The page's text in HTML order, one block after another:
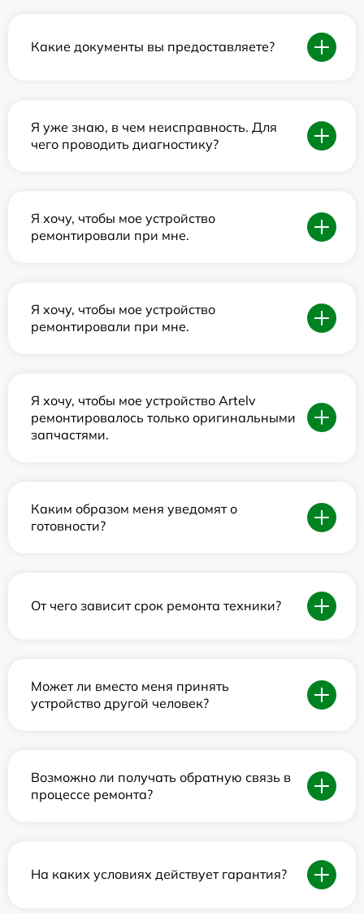
Какие документы вы предоставляете?
Я уже знаю, в чем неисправность. Для
чего проводить диагностику?
Я хочу, чтобы мое устройство
ремонтировали при мне.
Я хочу, чтобы мое устройство
ремонтировали при мне.
Я хочу, чтобы мое устройство Artelv
ремонтировалось только оригинальными
запчастями.
Каким образом меня уведомят о
готовности?
От чего зависит срок ремонта техники?
Может ли вместо меня принять
устройство другой человек?
Возможно ли получать обратную связь в
процессе ремонта?
На каких условиях действует гарантия?